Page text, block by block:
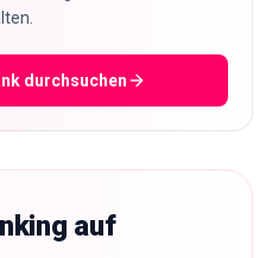
durchsuchen
auf